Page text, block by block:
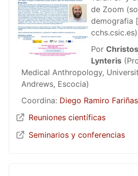
de Zoom
demografia
cchs.csic.es)
Por Christos
Lynteris
Medical Anthropology,
Andrews, Escocia)
Coordina: Diego Ramiro Fariñas
Reuniones científicas
Seminarios y conferencias